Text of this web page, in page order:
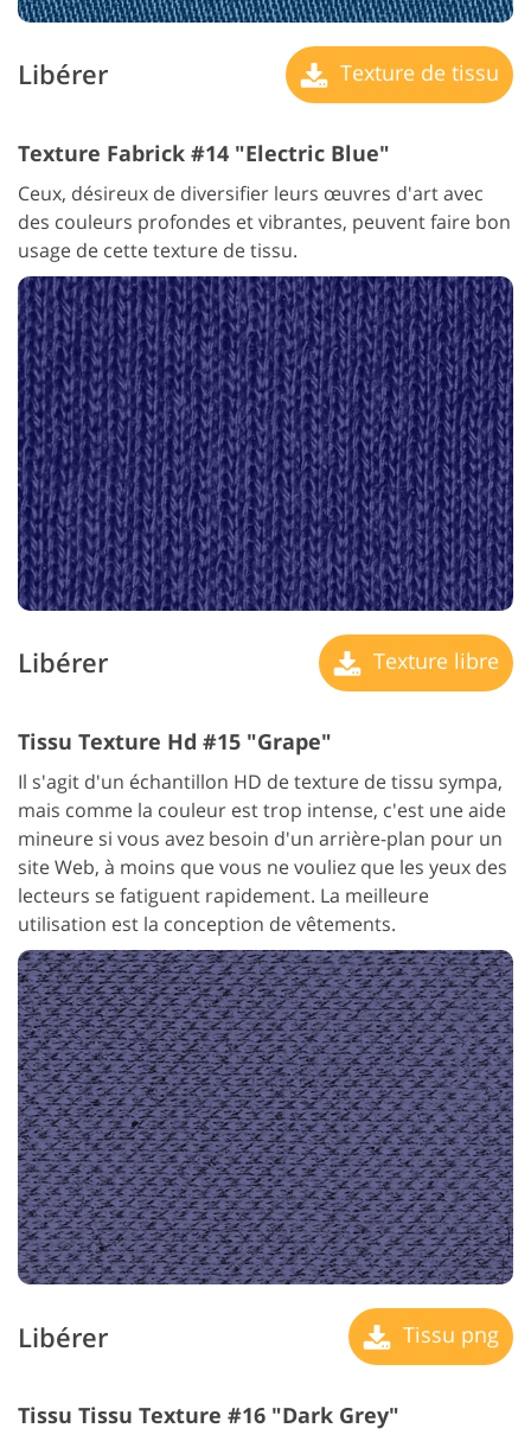
Libérer Texture de tissu
Texture Fabrick #14 "Electric Blue"
Ceux, désireux de diversifier leurs œuvres d'art avec
des couleurs profondes et vibrantes, peuvent faire bon
usage de cette texture de tissu.
Libérer Texture libre
Tissu Texture Hd #15 "Grape"
Il s'agit d'un échantillon HD de texture de tissu sympa,
mais comme la couleur est trop intense, c'est une aide
mineure si vous avez besoin d'un arrière-plan pour un
site Web, à moins que vous ne vouliez que les yeux des
lecteurs se fatiguent rapidement. La meilleure
utilisation est la conception de vêtements.
Libérer Tissu png
Tissu Tissu Texture #16 "Dark Grey"